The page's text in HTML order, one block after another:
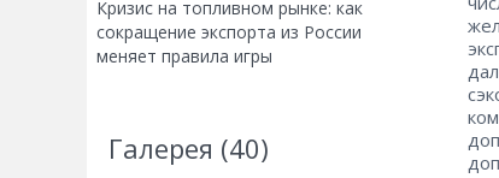
Кризис на топливном рынке: как
сокращение экспорта из России
меняет правила игры
Галерея (40)